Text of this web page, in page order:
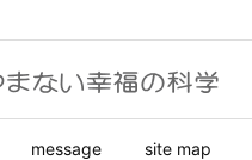
message site map